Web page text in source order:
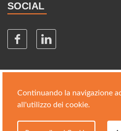
al cemento e all'acciaio
Pannelli isolanti in fibra di
Come proteggere il legno dagli
Tetti ventilati in legno: perché
SOCIAL
Continuando la navigazione
all'utilizzo dei cookie.